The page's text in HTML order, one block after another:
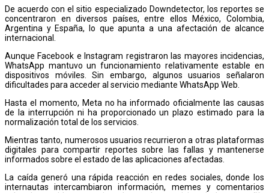
De acuerdo con el sitio especializado Downdetector, los reportes se
concentraron en diversos países, entre ellos México, Colombia,
Argentina y España, lo que apunta a una afectación de alcance
internacional.
Aunque Facebook e Instagram registraron las mayores incidencias,
WhatsApp mantuvo un funcionamiento relativamente estable en
dispositivos móviles. Sin embargo, algunos usuarios señalaron
dificultades para acceder al servicio mediante WhatsApp Web.
Hasta el momento, Meta no ha informado oficialmente las causas
de la interrupción ni ha proporcionado un plazo estimado para la
normalización total de los servicios.
Mientras tanto, numerosos usuarios recurrieron a otras plataformas
digitales para compartir reportes sobre las fallas y mantenerse
informados sobre el estado de las aplicaciones afectadas.
La caída generó una rápida reacción en redes sociales, donde los
internautas intercambiaron información, memes y comentarios